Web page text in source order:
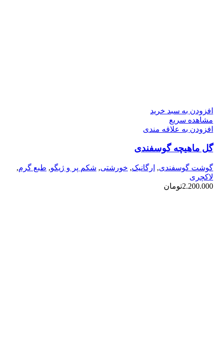
افزودن به سبد خرید
مشاهده سریع
افزودن به علاقه مندی
گل ماهیچه گوسفندی
گوشت گوسفندی, ارگانیک, خورشتی, شکم پر و ژیگو, طبع گرم,
لاکچری
2.200.000تومان